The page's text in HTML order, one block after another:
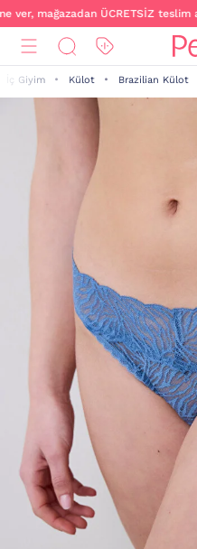
mağazadan ÜCRETSİZ teslim al!
İç Giyim Külot Brazilian Külot